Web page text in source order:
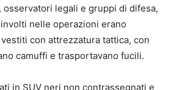
osservatori legali e gruppi di difesa,
nelle operazioni erano
con attrezzatura tattica, con
camuffi e trasportavano fucili.
​​in SUV neri non contrassegnati e